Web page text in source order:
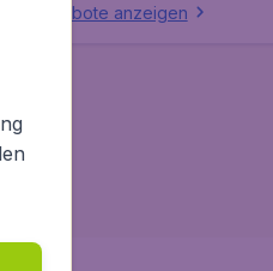
Alle Angebote anzeigen